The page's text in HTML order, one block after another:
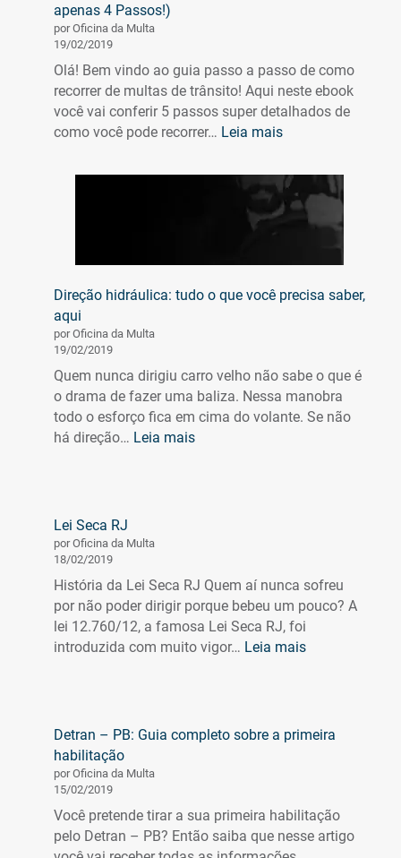
apenas 4 Passos!)
por Oficina da Multa
19/02/2019
Olá! Bem vindo ao guia passo a passo de como
recorrer de multas de trânsito! Aqui neste ebook
você vai conferir 5 passos super detalhados de
como você pode recorrer… Leia mais:
recorrer
e
cancelar
(em
Direção hidráulica: tudo o que você precisa saber,
aqui
por Oficina da Multa
19/02/2019
Quem nunca dirigiu carro velho não sabe o que é
o drama de fazer uma baliza. Nessa manobra
todo o esforço fica em cima do volante. Se não
há direção… Leia mais:
precisa
saber,
aqui
Lei Seca RJ
por Oficina da Multa
18/02/2019
História da Lei Seca RJ Quem aí nunca sofreu
por não poder dirigir porque bebeu um pouco? A
lei 12.760/12, a famosa Lei Seca RJ, foi
introduzida com muito vigor… Leia mais:
Detran – PB: Guia completo sobre a primeira
habilitação
por Oficina da Multa
15/02/2019
Você pretende tirar a sua primeira habilitação
pelo Detran – PB? Então saiba que nesse artigo